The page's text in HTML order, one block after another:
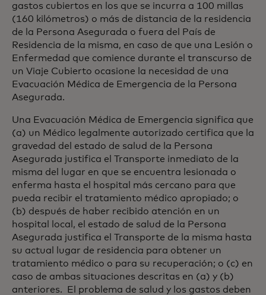
gastos cubiertos en los que se incurra a 100 millas
(160 kilómetros) o más de distancia de la residencia
de la Persona Asegurada o fuera del País de
Residencia de la misma, en caso de que una Lesión o
Enfermedad que comience durante el transcurso de
un Viaje Cubierto ocasione la necesidad de una
Evacuación Médica de Emergencia de la Persona
Asegurada.
Una Evacuación Médica de Emergencia significa que
(a) un Médico legalmente autorizado certifica que la
gravedad del estado de salud de la Persona
Asegurada justifica el Transporte inmediato de la
misma del lugar en que se encuentra lesionada o
enferma hasta el hospital más cercano para que
pueda recibir el tratamiento médico apropiado; o
(b) después de haber recibido atención en un
hospital local, el estado de salud de la Persona
Asegurada justifica el Transporte de la misma hasta
su actual lugar de residencia para obtener un
tratamiento médico o para su recuperación; o (c) en
caso de ambas situaciones descritas en (a) y (b)
anteriores. El problema de salud y los gastos deben